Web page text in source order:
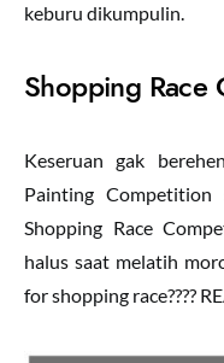
keburu dikumpulin.
Shopping Race
Keseruan gak
Painting Competition
Shopping Race
halus saat melatih
for shopping race????